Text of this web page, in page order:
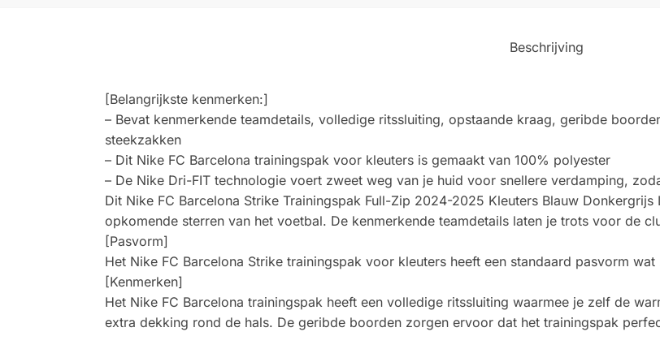
Beschrijving
[Belangrijkste kenmerken:]
– Bevat kenmerkende teamdetails, volledige ritssluiting, opstaande kraag, geribde
steekzakken
– Dit Nike FC Barcelona trainingspak voor kleuters is gemaakt van 100% polyester
– De Nike Dri-FIT technologie voert zweet weg van je huid voor snellere verdamping,
Dit Nike FC Barcelona Strike Trainingspak Full-Zip 2024-2025 Kleuters Blauw
opkomende sterren van het voetbal. De kenmerkende teamdetails laten je trots voor de
[Pasvorm]
Het Nike FC Barcelona Strike trainingspak voor kleuters heeft een standaard pasvorm
[Kenmerken]
Het Nike FC Barcelona trainingspak heeft een volledige ritssluiting waarmee je zelf de
extra dekking rond de hals. De geribde boorden zorgen ervoor dat het trainingspak